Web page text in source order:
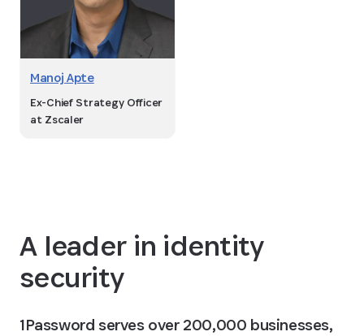
Manoj Apte
Ex-Chief Strategy Officer
at Zscaler
A leader in identity
security
1Password serves over 200,000 businesses,